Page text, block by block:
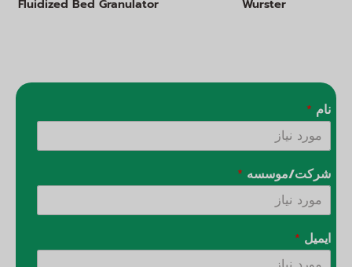
Wurster
Fluidized Bed Granulator
نام *
شرکت/موسسه *
ایمیل *